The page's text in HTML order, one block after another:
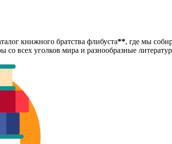
книжного братства флибуста**, где мы
со всех уголков мира и разнообразные